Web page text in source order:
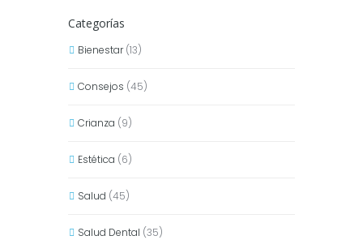
Categorías
Bienestar(13)
Consejos (45)
Crianza (9)
Estética (6)
Salud (45)
Salud Dental (35)